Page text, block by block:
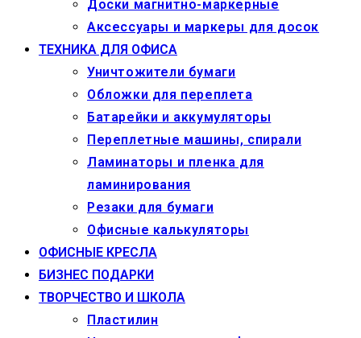
Доски магнитно-маркерные
Аксессуары и маркеры для досок
ТЕХНИКА ДЛЯ ОФИСА
Уничтожители бумаги
Обложки для переплета
Батарейки и аккумуляторы
Переплетные машины, спирали
Ламинаторы и пленка для
ламинирования
Резаки для бумаги
Офисные калькуляторы
ОФИСНЫЕ КРЕСЛА
БИЗНЕС ПОДАРКИ
ТВОРЧЕСТВО И ШКОЛА
Пластилин